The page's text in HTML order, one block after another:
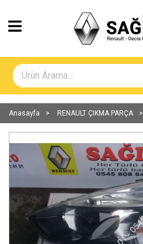
Anasayfa RENAULT ÇIKMA PARÇA